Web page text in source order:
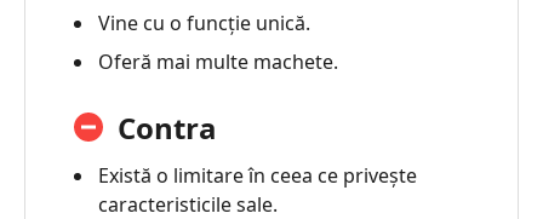
Vine cu o funcție unică.
Oferă mai multe machete.
Contra
Există o limitare în ceea ce privește
caracteristicile sale.